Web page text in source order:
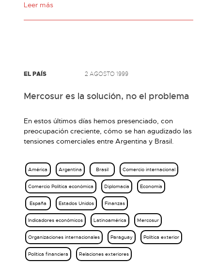
Leer más
EL PAÍS 2 AGOSTO 1999
Mercosur es la solución, no el problema
En estos últimos días hemos presenciado, con
preocupación creciente, cómo se han agudizado las
tensiones comerciales entre Argentina y Brasil.
América Argentina Brasil Comercio internacional
Comercio Política económica Diplomacia Economía
España Estados Unidos Finanzas
Indicadores económicos Latinoamérica Mercosur
Organizaciones internacionales Paraguay Política exterior
Política financiera Relaciones exteriores